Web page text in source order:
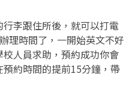
李跟住所後，就可以打電
理時間了，一開始英文不好
人員求助，預約成功你會
約時間的提前15分鐘，帶